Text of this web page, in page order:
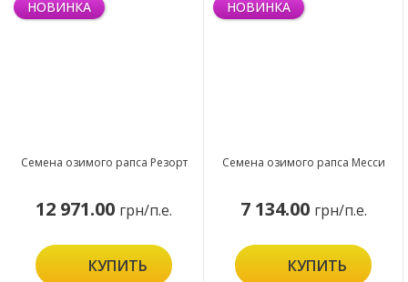
НОВИНКА
Семена озимого рапса Резорт
12 971.00 грн/п.е.
КУПИТЬ
НОВИНКА
Семена озимого рапса Месси
7 134.00 грн/п.е.
КУПИТЬ